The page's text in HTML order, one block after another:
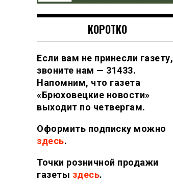
КОРОТКО
Если вам не принесли газету,
звоните нам — 31433.
Напомним, что газета
«Брюховецкие новости»
выходит по четвергам.
Оформить подписку можно
здесь.
Точки розничной продажи
газеты здесь.